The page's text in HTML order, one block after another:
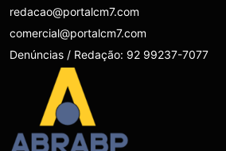
redacao@portalcm7.com
comercial@portalcm7.com
Denúncias / Redação: 92 99237-7077